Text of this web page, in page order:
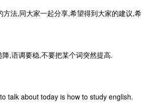
法,同大家一起分享,希望得到大家的建议,希
,语调要稳,不要把某个词突然提高.
about today is how to study english.